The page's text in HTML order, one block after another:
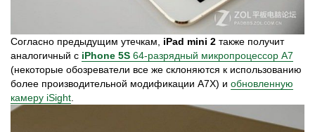
Согласно предыдущим утечкам, iPad mini 2 также получит
аналогичный с iPhone 5S 64-разрядный микропроцессор А7
(некоторые обозреватели все же склоняются к использованию
более производительной модификации А7Х) и обновленную
камеру iSight